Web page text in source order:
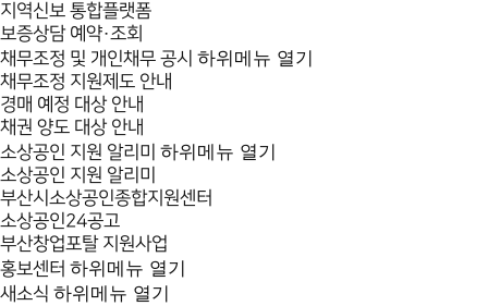
지역신보 통합플랫폼
보증상담 예약·조회
채무조정 및 개인채무 공시 하위메뉴 열기
채무조정 지원제도 안내
경매 예정 대상 안내
채권 양도 대상 안내
소상공인 지원 알리미 하위메뉴 열기
소상공인 지원 알리미
부산시소상공인종합지원센터
소상공인24공고
부산창업포탈 지원사업
홍보센터 하위메뉴 열기
새소식 하위메뉴 열기